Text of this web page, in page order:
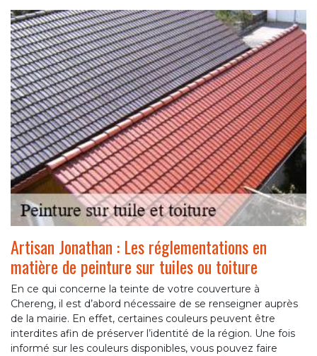
Artisan Jonathan : Les réglementations en
matière de peinture sur tuiles ou toiture
En ce qui concerne la teinte de votre couverture à
Chereng, il est d’abord nécessaire de se renseigner auprès
de la mairie. En effet, certaines couleurs peuvent être
interdites afin de préserver l’identité de la région. Une fois
informé sur les couleurs disponibles, vous pouvez faire